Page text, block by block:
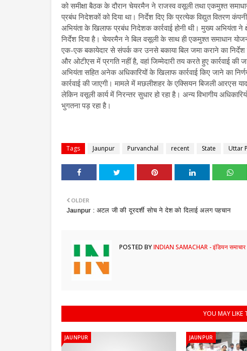
को समीक्षा बैठक के दौरान चेयरमैन ने राजस्व वसूली तथा एकमुश्त
प्रबंध निदेशकों को दिया था। निर्देश दिए कि प्रत्येक विद्युत वितरण
अभियंता के खिलाफ प्रबंध निदेशक कार्रवाई होनी थी। मुख्य अभियंता
निर्देश दिया है। चेयरमैन ने बिल वसूली के साथ ही एकमुश्त समाधान
एक-एक बकायेदार से संपर्क कर उनसे बकाया बिल जमा कराने का निर्देश
और ओटीएस में प्रगति नहीं है, वहां जिम्मेदारी तय करते हुए कार्रवाई
अभियंता सहित अनेक अधिकारियों के खिलाफ कार्रवाई किए जाने का
कार्रवाई की जाएगी। मामले में मछलीशहर के एक्सियन बिजली आरएस
लेकिन वसूली कार्य में निरन्तर सुधार हो रहा है। अन्य विभागीय
भुगतना पड़ रहा है।
Tags Jaunpur Purvanchal recent State Uttar
OLDER
Jaunpur : ​अटल जी की दूरदर्शी सोच ने देश को दिलाई अलग पहचान
POSTED BYINDIAN SAMACHAR - इंडियन समाचार
YOU MAY LIKE
JAUNPUR JAUNPUR